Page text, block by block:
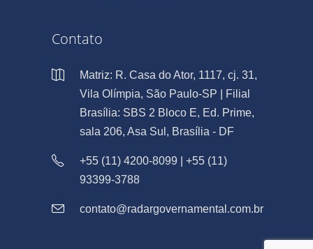
Contato
Matriz: R. Casa do Ator, 1117, cj. 31,
Vila Olímpia, São Paulo-SP | Filial
Brasília: SBS 2 Bloco E, Ed. Prime,
sala 206, Asa Sul, Brasília - DF
+55 (11) 4200-8099 | +55 (11)
93399-3788
contato@radargovernamental.com.br